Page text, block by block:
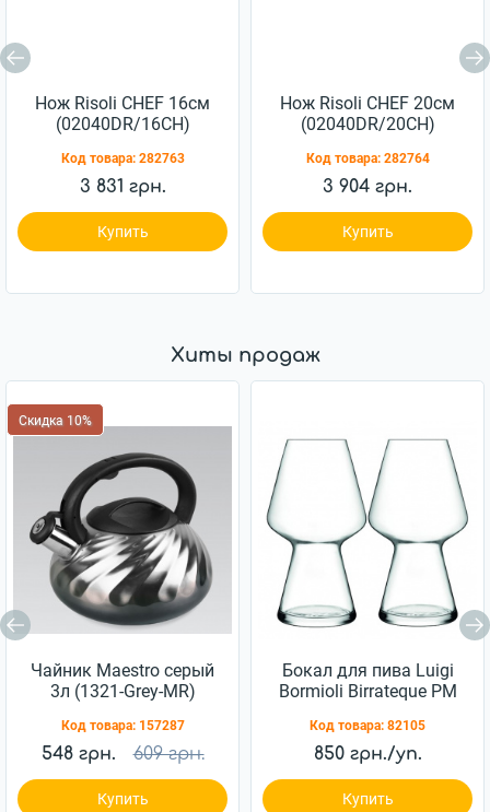
Нож Risoli CHEF 16см
(02040DR/16CH)
Код товара: 282763
3 831 грн.
Купить
Нож Risoli CHEF 20см
(02040DR/20CH)
Код товара: 282764
3 904 грн.
Купить
Хиты продаж
Скидка 10%
Чайник Maestro серый
3л (1321-Grey-MR)
Код товара: 157287
548 грн. 609 грн.
Купить
Бокал для пива Luigi
Bormioli Birrateque PM
(11828/02)
Код товара: 82105
850 грн./уп.
Купить